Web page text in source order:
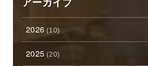
2026 (10)
2025 (20)